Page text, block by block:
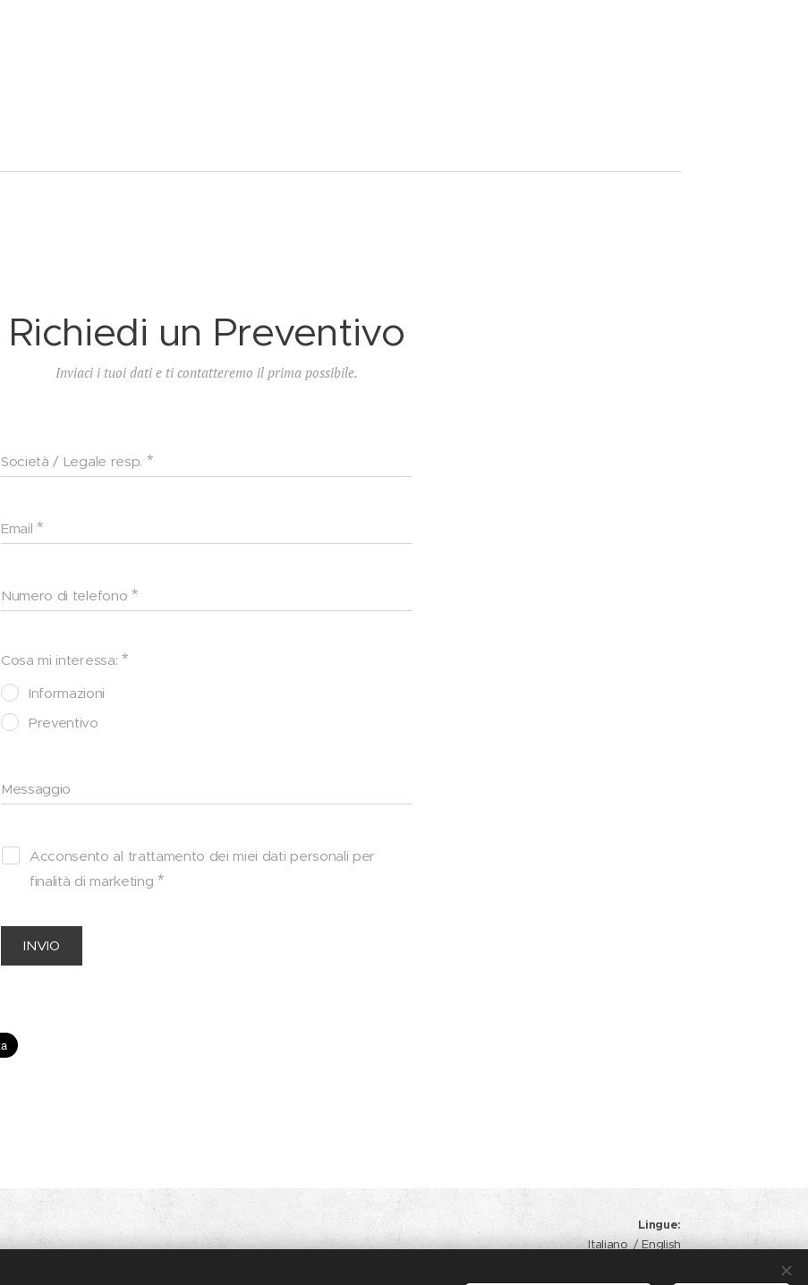
Richiedi un Preventivo
Inviaci i tuoi dati e ti contatteremo il prima possibile.
Società / Legale resp.
Email
Numero di telefono
Cosa mi interessa:
Informazioni
Preventivo
Messaggio
Acconsento al trattamento dei miei dati personali per
finalità di marketing
INVIO
Lingue
Italiano
English